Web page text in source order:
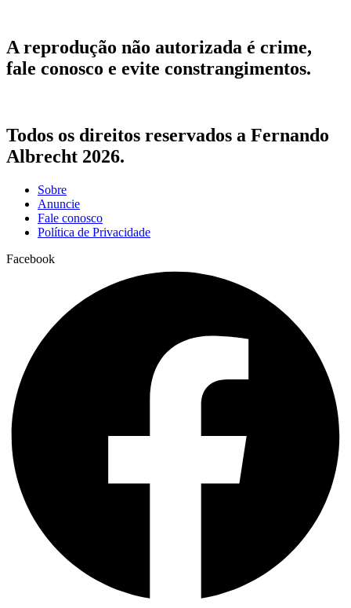
A reprodução não autorizada é crime,
fale conosco e evite constrangimentos.
Todos os direitos reservados a Fernando
Albrecht 2026.
Sobre
Anuncie
Fale conosco
Política de Privacidade
Facebook